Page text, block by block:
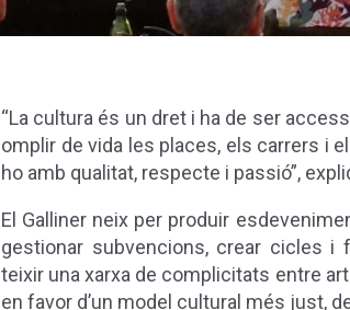
“La cultura és un dret i ha de ser
omplir de vida les places, els carrers i
ho amb qualitat, respecte i passió”,
El Galliner neix per produir
gestionar subvencions, crear cicles
teixir una xarxa de complicitats entre
en favor d’un model cultural més just,